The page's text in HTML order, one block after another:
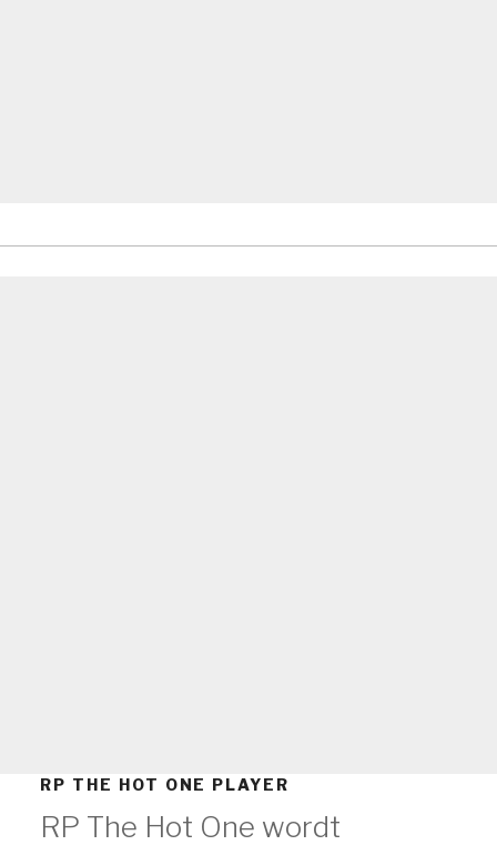
RP THE HOT ONE PLAYER
RP The Hot One wordt